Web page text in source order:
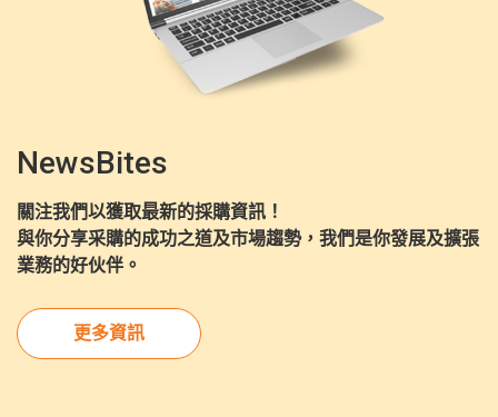
NewsBites
關注我們以獲取最新的採購資訊！
與你分享采購的成功之道及市場趨勢，我們是你發展及擴張
業務的好伙伴。
更多資訊